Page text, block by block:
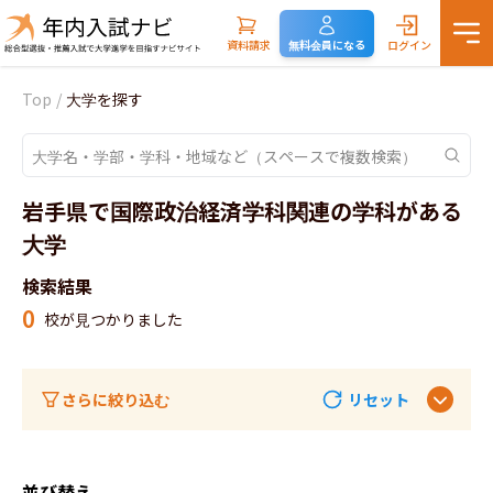
資料請求 無料会員になる ログイン
Top / 大学を探す
岩手県で国際政治経済学科関連の学科がある
大学
検索結果
0 校が見つかりました
さらに絞り込む リセット